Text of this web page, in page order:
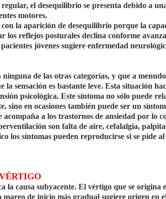
el desequilibrio se presenta debido a
motores.
la aparición de desequilibrio porque la
los reflejos posturales declina conforme
jóvenes sugiere enfermedad
de las otras categorías, y que a
sensación es bastante leve. Esta situación
psicológica. Este síntoma no sólo puede
sino en ocasiones también puede ser un
a los trastornos de ansiedad por lo
son falta de aire, cefalalgia,
los síntomas pueden reproducirse si se pide
la causa subyacente. El vértigo que se origina
de inicio más gradual sugiere origen en